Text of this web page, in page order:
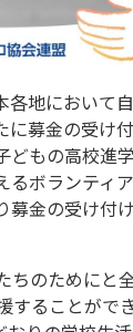
地において
募金の受け
どもの高校進
るボランティ
募金の受け付
ちのためにと
することがで